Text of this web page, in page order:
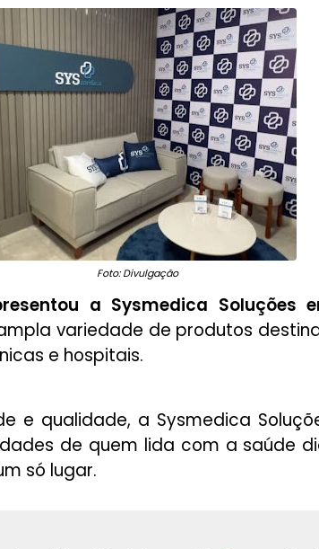
Foto: Divulgação
a Sysmedica Soluções
variedade de produtos
e hospitais.
e qualidade, a Sysmedica
de quem lida com a saúde
só lugar.